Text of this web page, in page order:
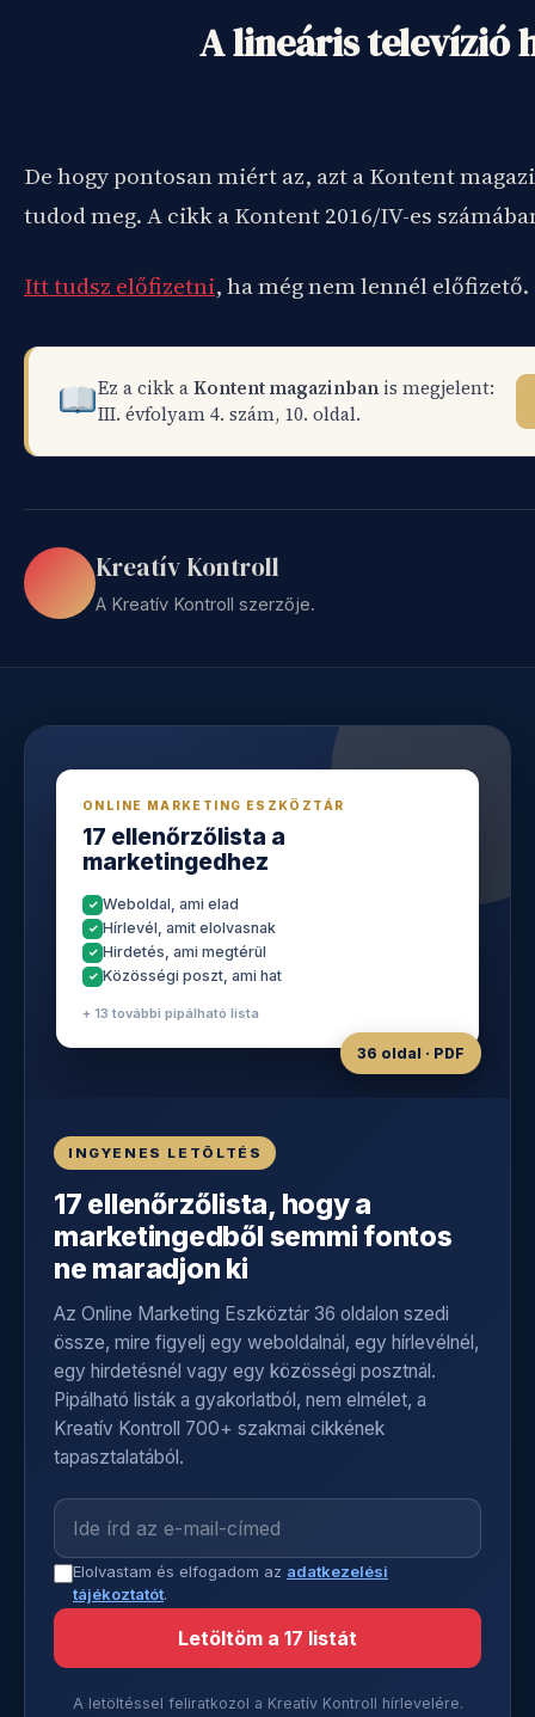
A lineáris televízió
De hogy pontosan miért az, azt a Kontent
tudod meg. A cikk a Kontent 2016/IV-es
Itt tudsz előfizetni, ha még nem lennél előfizető.
Ez a cikk aKontent magazinban is megjelent:
III. évfolyam 4. szám, 10. oldal.
Kreatív Kontroll
A Kreatív Kontroll szerzője.
ONLINE MARKETING ESZKÖZTÁR
17 ellenőrzőlista a
marketingedhez
Weboldal, ami elad
Hírlevél, amit elolvasnak
Hirdetés, ami megtérül
Közösségi poszt, ami hat
+ 13 további pipálható lista
36 oldal · PDF
INGYENES LETÖLTÉS
17 ellenőrzőlista, hogy a
marketingedből semmi fontos
ne maradjon ki
Az Online Marketing Eszköztár 36 oldalon szedi
össze, mire figyelj egy weboldalnál, egy hírlevélnél,
egy hirdetésnél vagy egy közösségi posztnál.
Pipálható listák a gyakorlatból, nem elmélet, a
Kreatív Kontroll 700+ szakmai cikkének
tapasztalatából.
Elolvastam és elfogadom az adatkezelési
tájékoztatót.
Letöltöm a 17 listát
A letöltéssel feliratkozol a Kreatív Kontroll hírlevelére.